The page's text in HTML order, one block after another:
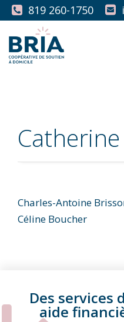
819 260-1750
Navigation
Charles-Antoine
Céline Boucher
Des services
aide